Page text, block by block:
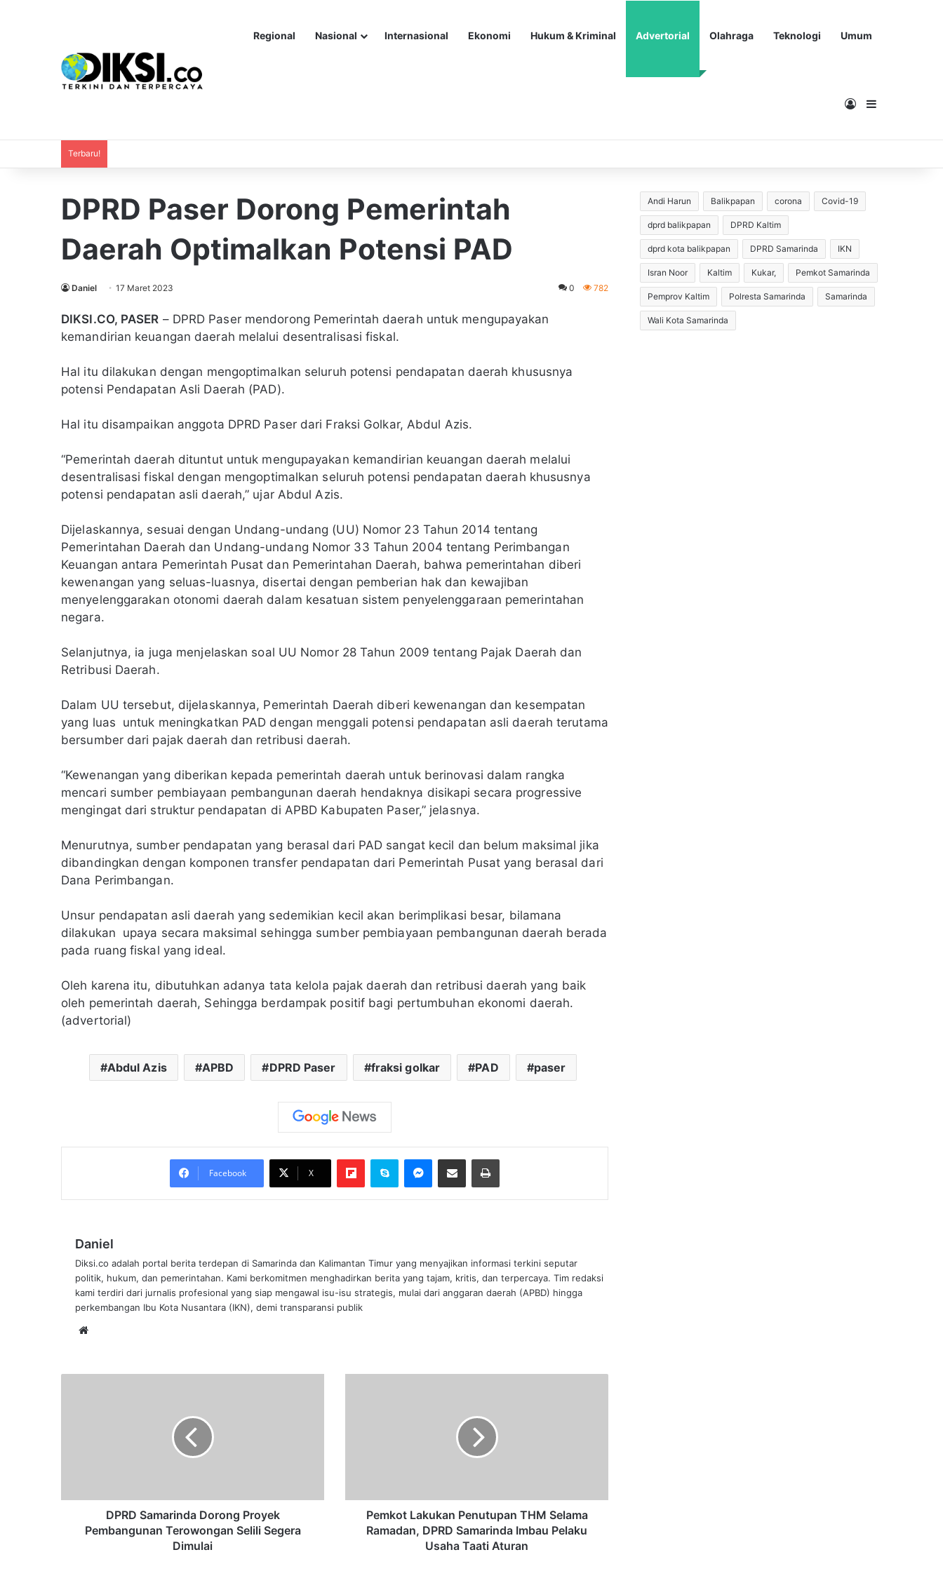
Regional Nasional Internasional Ekonomi Hukum & Kriminal Advertorial Olahraga Teknologi Umum
MasukSidebar
Terbaru!
DPRD Paser Dorong Pemerintah
Daerah Optimalkan Potensi PAD
Daniel 17 Maret 2023 0 782
DIKSI.CO, PASER – DPRD Paser mendorong Pemerintah daerah untuk mengupayakan
kemandirian keuangan daerah melalui desentralisasi fiskal.
Hal itu dilakukan dengan mengoptimalkan seluruh potensi pendapatan daerah khususnya
potensi Pendapatan Asli Daerah (PAD).
Hal itu disampaikan anggota DPRD Paser dari Fraksi Golkar, Abdul Azis.
“Pemerintah daerah dituntut untuk mengupayakan kemandirian keuangan daerah melalui
desentralisasi fiskal dengan mengoptimalkan seluruh potensi pendapatan daerah khususnya
potensi pendapatan asli daerah,” ujar Abdul Azis.
Dijelaskannya, sesuai dengan Undang-undang (UU) Nomor 23 Tahun 2014 tentang
Pemerintahan Daerah dan Undang-undang Nomor 33 Tahun 2004 tentang Perimbangan
Keuangan antara Pemerintah Pusat dan Pemerintahan Daerah, bahwa pemerintahan diberi
kewenangan yang seluas-luasnya, disertai dengan pemberian hak dan kewajiban
menyelenggarakan otonomi daerah dalam kesatuan sistem penyelenggaraan pemerintahan
negara.
Selanjutnya, ia juga menjelaskan soal UU Nomor 28 Tahun 2009 tentang Pajak Daerah dan
Retribusi Daerah.
Dalam UU tersebut, dijelaskannya, Pemerintah Daerah diberi kewenangan dan kesempatan
yang luas untuk meningkatkan PAD dengan menggali potensi pendapatan asli daerah terutama
bersumber dari pajak daerah dan retribusi daerah.
“Kewenangan yang diberikan kepada pemerintah daerah untuk berinovasi dalam rangka
mencari sumber pembiayaan pembangunan daerah hendaknya disikapi secara progressive
mengingat dari struktur pendapatan di APBD Kabupaten Paser,” jelasnya.
Menurutnya, sumber pendapatan yang berasal dari PAD sangat kecil dan belum maksimal jika
dibandingkan dengan komponen transfer pendapatan dari Pemerintah Pusat yang berasal dari
Dana Perimbangan.
Unsur pendapatan asli daerah yang sedemikian kecil akan berimplikasi besar, bilamana
dilakukan upaya secara maksimal sehingga sumber pembiayaan pembangunan daerah berada
pada ruang fiskal yang ideal.
Oleh karena itu, dibutuhkan adanya tata kelola pajak daerah dan retribusi daerah yang baik
oleh pemerintah daerah, Sehingga berdampak positif bagi pertumbuhan ekonomi daerah.
(advertorial)
Abdul Azis APBD DPRD Paser fraksi golkar PAD paser
Facebook X
FlipboardSkype Messenger
Bagikan melalui Email Cetak
Daniel
Diksi.co adalah portal berita terdepan di Samarinda dan Kalimantan Timur yang menyajikan informasi terkini seputar
politik, hukum, dan pemerintahan. Kami berkomitmen menghadirkan berita yang tajam, kritis, dan terpercaya. Tim redaksi
kami terdiri dari jurnalis profesional yang siap mengawal isu-isu strategis, mulai dari anggaran daerah (APBD) hingga
perkembangan Ibu Kota Nusantara (IKN), demi transparansi publik
Dimulai
DPRD Samarinda Dorong Proyek
Pembangunan Terowongan Selili Segera
Dimulai
Imbau
Pelaku
Usaha
Pemkot Lakukan Penutupan THM Selama
Ramadan, DPRD Samarinda Imbau Pelaku
Usaha Taati Aturan
Andi Harun Balikpapan corona Covid-19
dprd balikpapan DPRD Kaltim
dprd kota balikpapan DPRD Samarinda IKN
Isran Noor Kaltim Kukar, Pemkot Samarinda
Pemprov Kaltim Polresta Samarinda Samarinda
Wali Kota Samarinda